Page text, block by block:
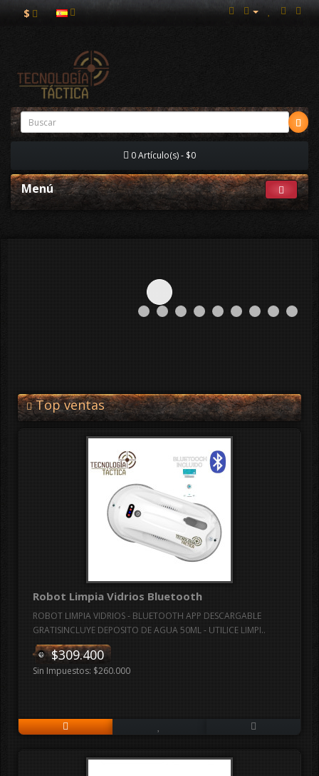
$
0 Artículo(s) - $0
Menú
Top ventas
Robot Limpia Vidrios Bluetooth
ROBOT LIMPIA VIDRIOS - BLUETOOTH APP DESCARGABLE
GRATISINCLUYE DEPOSITO DE AGUA 50ML - UTILICE LIMPI..
$309.400
Sin Impuestos: $260.000